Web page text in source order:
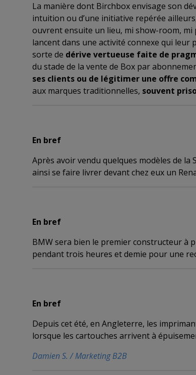
La manière dont Birchbox envisage son
intuition ou d’une initiative repérée
ouvrent ensuite un lieu, mi show-room,
lancent dans une activité connexe qui
sorte de dérive vertueuse faite de
du stade de la vente de Box par
ses clients ou de légitimer une offre
aux marques traditionnelles, souvent
En bref
Après avoir vendu quelques modèles de
ainsi se faire livrer devant chez eux un
En bref
BMW sera bien le premier constructeur à
pendant trois heures et demie pour une
En bref
Depuis cet été, en Angleterre, les
lorsque les cartouches arrivent à
Damien S. / Marketing B2B